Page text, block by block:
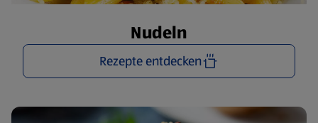
Nudeln
Rezepte entdecken